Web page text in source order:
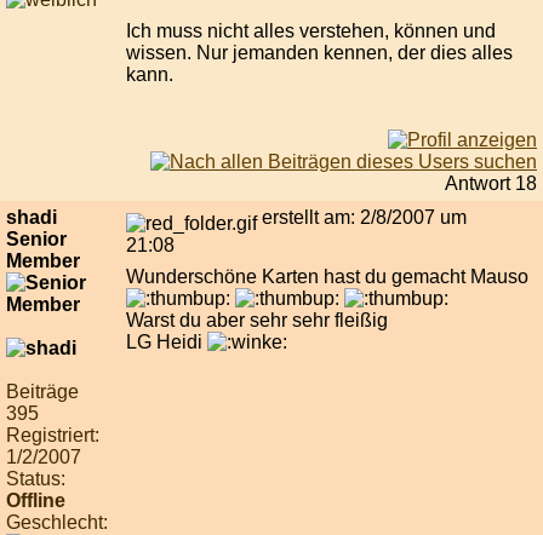
Ich muss nicht alles verstehen, können und
wissen. Nur jemanden kennen, der dies alles
kann.
Antwort 18
shadi
Senior
Member
Beiträge
395
Registriert:
1/2/2007
Status:
Offline
Geschlecht:
erstellt am: 2/8/2007 um
21:08
Wunderschöne Karten hast du gemacht Mauso
Warst du aber sehr sehr fleißig
LG Heidi